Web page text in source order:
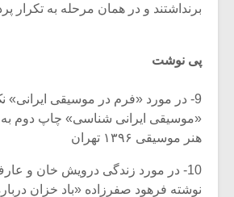
برنداشتند و در همان مرحله به تکرار
پی نوشت
9- در مورد «فرم در موسیقی ایرانی»
«موسیقی ایرانی شناسی» چاپ دوم به
هنر موسیقی ۱۳۹۶ تهران
10- در مورد زندگی درویش خان و
نوشته فرهود صفرزاده «باد خزان